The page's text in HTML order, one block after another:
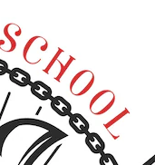
Loslegen
Academy
Dokumentation
Support
AGB